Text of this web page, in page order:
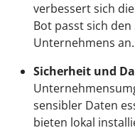
verbessert sich
Bot passt sich
Unternehmens an.
Sicherheit und
sensibler Daten
bieten lokal